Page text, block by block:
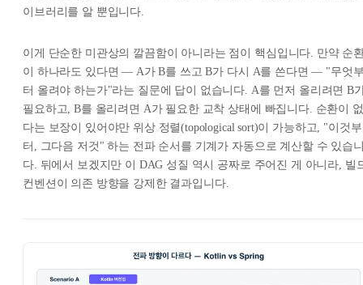
이브러리를 알 뿐입니다.
이게 단순한 미관상의 깔끔함이 아니라는 점이 핵심입니다. 만약 순
이 하나라도 있다면 — A가 B를 쓰고 B가 다시 A를 쓴다면 — "무엇
터 올려야 하는가"라는 질문에 답이 없습니다. A를 먼저 올리려면 B
필요하고, B를 올리려면 A가 필요한 교착 상태에 빠집니다. 순환이 없
다는 보장이 있어야만 위상 정렬(topological sort)이 가능하고, "이것부
터, 그다음 저것" 하는 전파 순서를 기계가 자동으로 계산할 수 있습
다. 뒤에서 보겠지만 이 DAG 성질 역시 공짜로 주어진 게 아니라, 빌
컨벤션이 의존 방향을 강제한 결과입니다.